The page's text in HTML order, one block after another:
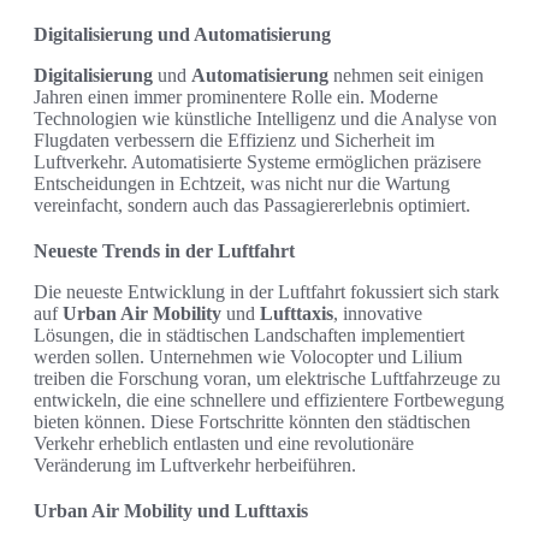
Digitalisierung und Automatisierung
Digitalisierung und Automatisierung nehmen seit einigen
Jahren einen immer prominentere Rolle ein. Moderne
Technologien wie künstliche Intelligenz und die Analyse von
Flugdaten verbessern die Effizienz und Sicherheit im
Luftverkehr. Automatisierte Systeme ermöglichen präzisere
Entscheidungen in Echtzeit, was nicht nur die Wartung
vereinfacht, sondern auch das Passagiererlebnis optimiert.
Neueste Trends in der Luftfahrt
Die neueste Entwicklung in der Luftfahrt fokussiert sich stark
aufUrban Air Mobility und Lufttaxis, innovative
Lösungen, die in städtischen Landschaften implementiert
werden sollen. Unternehmen wie Volocopter und Lilium
treiben die Forschung voran, um elektrische Luftfahrzeuge zu
entwickeln, die eine schnellere und effizientere Fortbewegung
bieten können. Diese Fortschritte könnten den städtischen
Verkehr erheblich entlasten und eine revolutionäre
Veränderung im Luftverkehr herbeiführen.
Urban Air Mobility und Lufttaxis